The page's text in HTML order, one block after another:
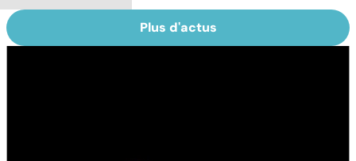
Plus d'actus